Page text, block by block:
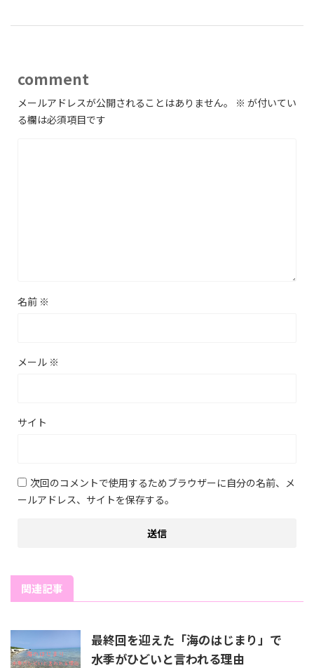
comment
メールアドレスが公開されることはありません。 ※ が付いてい
る欄は必須項目です
名前 ※
メール ※
サイト
次回のコメントで使用するためブラウザーに自分の名前、メ
ールアドレス、サイトを保存する。
関連記事
最終回を迎えた「海のはじまり」で
水季がひどいと言われる理由